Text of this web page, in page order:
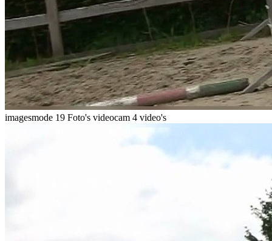
imagesmode 19 Foto's videocam 4 video's